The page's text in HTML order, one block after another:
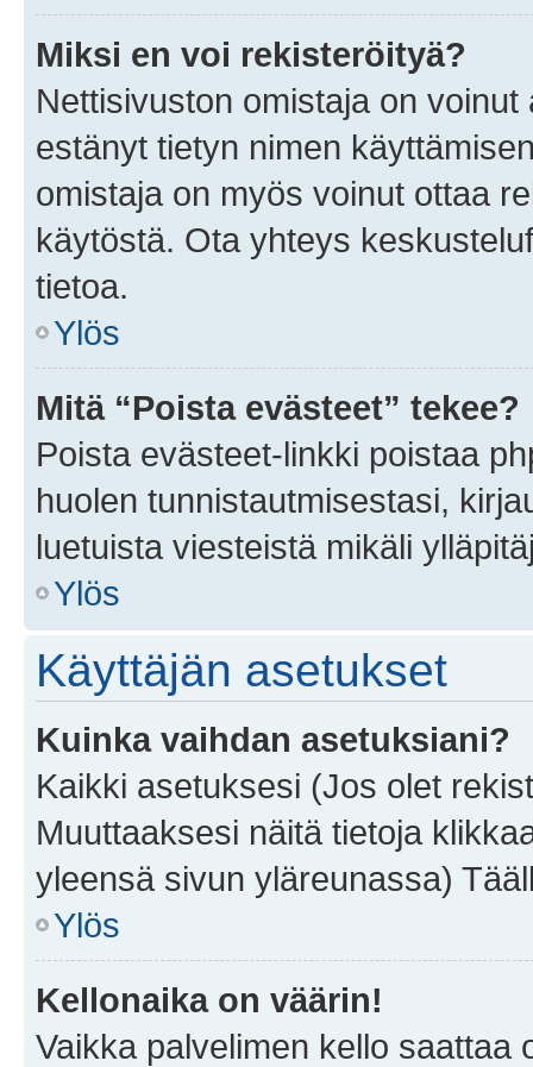
Miksi en voi rekisteröityä?
Nettisivuston omistaja on
estänyt tietyn nimen
omistaja on myös voinut ottaa
käytöstä. Ota yhteys
tietoa.
Ylös
Mitä “Poista evästeet” tekee?
Poista evästeet-linkki poistaa
huolen tunnistautmisestasi,
luetuista viesteistä mikäli
Ylös
Käyttäjän asetukset
Kuinka vaihdan asetuksiani?
Kaikki asetuksesi (Jos olet
Muuttaaksesi näitä tietoja
yleensä sivun yläreunassa)
Ylös
Kellonaika on väärin!
Vaikka palvelimen kello saattaa